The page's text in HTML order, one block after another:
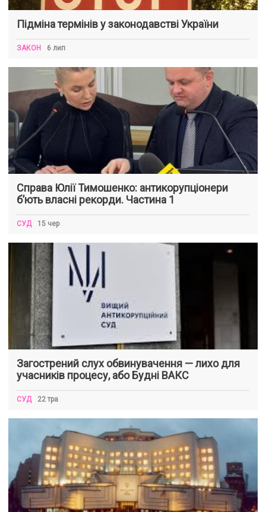
Підміна термінів у законодавстві України
ЗАКОН 6 лип
Справа Юлії Тимошенко: антикорупціонери
б’ють власні рекорди. Частина 1
СУД 15 чер
Загострений слух обвинувачення — лихо для
учасників процесу, або Будні ВАКС
СУД 22 тра